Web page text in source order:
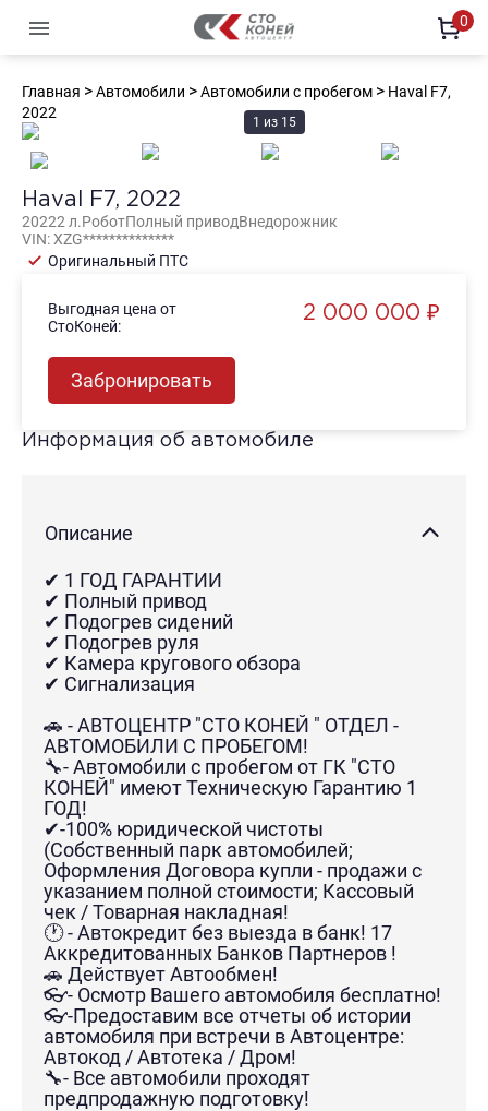
0
Автомобили с пробегом
Главная >Автомобили >Автомобили с пробегом > Haval F7,
2022
1 из 15
Haval F7, 2022
20222 л.РоботПолный приводВнедорожник
VIN:XZG**************
Оригинальный ПТС
Выгодная цена от
СтоКоней:
2 000 000 ₽
Забронировать
Информация об автомобиле
Описание
✔ 1 ГОД ГАРАНТИИ
✔ Полный привод
✔ Подогрев сидений
✔ Подогрев руля
✔ Камера кругового обзора
✔ Сигнализация
🚗 - АВТОЦЕНТР "СТО КОНЕЙ " ОТДЕЛ -
АВТОМОБИЛИ С ПРОБЕГОМ!
🔧- Автомобили с пробегом от ГК "СТО
КОНЕЙ" имеют Техническую Гарантию 1
ГОД!
✔-100% юридической чистоты
(Собственный парк автомобилей;
Оформления Договора купли - продажи с
указанием полной стоимости; Кассовый
чек / Товарная накладная!
🕐 - Автокредит без выезда в банк! 17
Аккредитованных Банков Партнеров !
🚗 Действует Автообмен!
👓- Осмотр Вашего автомобиля бесплатно!
👓-Предоставим все отчеты об истории
автомобиля при встречи в Автоцентре:
Автокод / Автотека / Дром!
🔧- Все автомобили проходят
предпродажную подготовку!